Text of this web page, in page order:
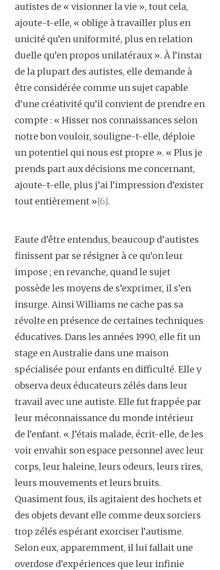
autistes de « visionner la vie », tout cela,
ajoute-t-elle, « oblige à travailler plus en
unicité qu’en uniformité, plus en relation
duelle qu’en propos unilatéraux ». À l’instar
de la plupart des autistes, elle demande à
être considérée comme un sujet capable
d’une créativité qu’il convient de prendre en
compte : « Hisser nos connaissances selon
notre bon vouloir, souligne-t-elle, déploie
un potentiel qui nous est propre ». « Plus je
prends part aux décisions me concernant,
ajoute-t-elle, plus j’ai l’impression d’exister
tout entièrement »[6].
Faute d’être entendus, beaucoup d’autistes
finissent par se résigner à ce qu’on leur
impose ; en revanche, quand le sujet
possède les moyens de s’exprimer, il s’en
insurge. Ainsi Williams ne cache pas sa
révolte en présence de certaines techniques
éducatives. Dans les années 1990, elle fit un
stage en Australie dans une maison
spécialisée pour enfants en difficulté. Elle y
observa deux éducateurs zélés dans leur
travail avec une autiste. Elle fut frappée par
leur méconnaissance du monde intérieur
de l’enfant. « J’étais malade, écrit-elle, de les
voir envahir son espace personnel avec leur
corps, leur haleine, leurs odeurs, leurs rires,
leurs mouvements et leurs bruits.
Quasiment fous, ils agitaient des hochets et
des objets devant elle comme deux sorciers
trop zélés espérant exorciser l’autisme.
Selon eux, apparemment, il lui fallait une
overdose d’expériences que leur infinie